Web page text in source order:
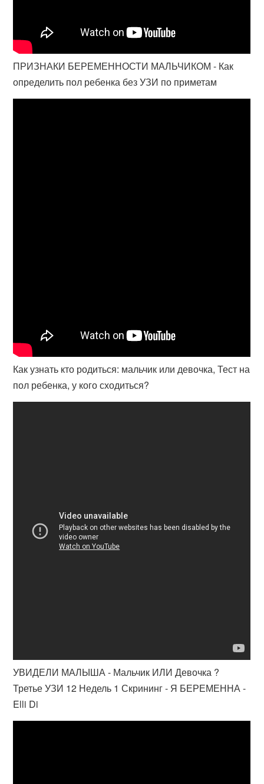
ПРИЗНАКИ БЕРЕМЕННОСТИ МАЛЬЧИКОМ - Как
определить пол ребенка без УЗИ по приметам
Как узнать кто родиться: мальчик или девочка, Тест на
пол ребенка, у кого сходиться?
УВИДЕЛИ МАЛЫША - Мальчик ИЛИ Девочка ?
Третье УЗИ 12 Недель 1 Скрининг - Я БЕРЕМЕННА -
Elli Di